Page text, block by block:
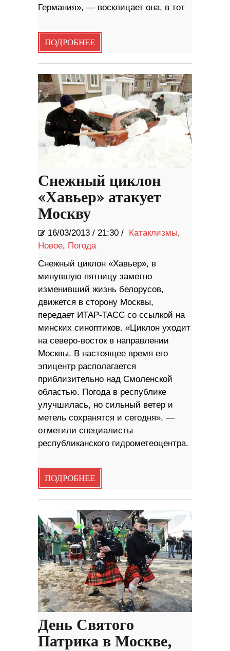
Германия», — восклицает она, в тот
ПОДРОБНЕЕ
Снежный циклон
«Хавьер» атакует
Москву
16/03/2013 / 21:30 / Катаклизмы,
Новое, Погода
Снежный циклон «Хавьер», в
минувшую пятницу заметно
изменивший жизнь белорусов,
движется в сторону Москвы,
передает ИТАР-ТАСС со ссылкой на
минских синоптиков. «Циклон уходит
на северо-восток в направлении
Москвы. В настоящее время его
эпицентр располагается
приблизительно над Смоленской
областью. Погода в республике
улучшилась, но сильный ветер и
метель сохранятся и сегодня», —
отметили специалисты
республиканского гидрометеоцентра.
ПОДРОБНЕЕ
День Святого
Патрика в Москве,